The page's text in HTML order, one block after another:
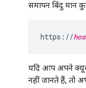
समापन बिंदु मान
https://
यदि आप अपने
नहीं जानते हैं, तो